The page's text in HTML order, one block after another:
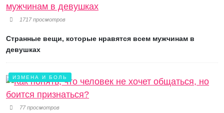
1717 просмотров
Странные вещи, которые нравятся всем мужчинам в
девушках
ИЗМЕНА И БОЛЬ
77 просмотров